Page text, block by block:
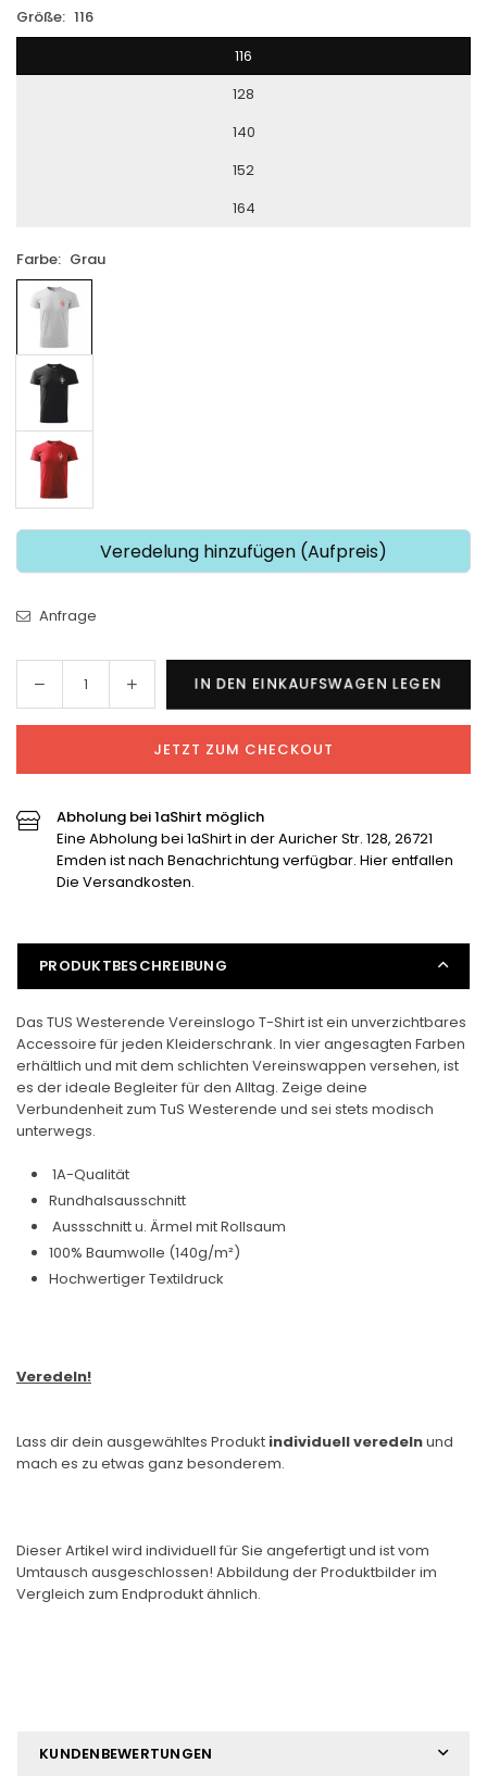
Größe: 116
116
128
140
152
164
Farbe: Grau
Veredelung hinzufügen (Aufpreis)
Anfrage
Menge
für
TUS
Vereinslogo
verringern
Menge
für
TUS
Westerende
Vereinslogo
erhöhen
IN DEN EINKAUFSWAGEN LEGEN
JETZT ZUM CHECKOUT
Abholung bei 1aShirt möglich
Eine Abholung bei 1aShirt in der Auricher Str. 128, 26721
Emden ist nach Benachrichtung verfügbar. Hier entfallen
Die Versandkosten.
PRODUKTBESCHREIBUNG
Das TUS Westerende Vereinslogo T-Shirt ist ein unverzichtbares
Accessoire für jeden Kleiderschrank. In vier angesagten Farben
erhältlich und mit dem schlichten Vereinswappen versehen, ist
es der ideale Begleiter für den Alltag. Zeige deine
Verbundenheit zum TuS Westerende und sei stets modisch
unterwegs.
1A-Qualität
Rundhalsausschnitt
Aussschnitt u. Ärmel mit Rollsaum
100% Baumwolle (140g/m²)
Hochwertiger Textildruck
Veredeln!
Lass dir dein ausgewähltes Produkt individuell veredelnund
mach es zu etwas ganz besonderem.
Dieser Artikel wird individuell für Sie angefertigt und ist vom
Umtausch ausgeschlossen! Abbildung der Produktbilder im
Vergleich zum Endprodukt ähnlich.
KUNDENBEWERTUNGEN